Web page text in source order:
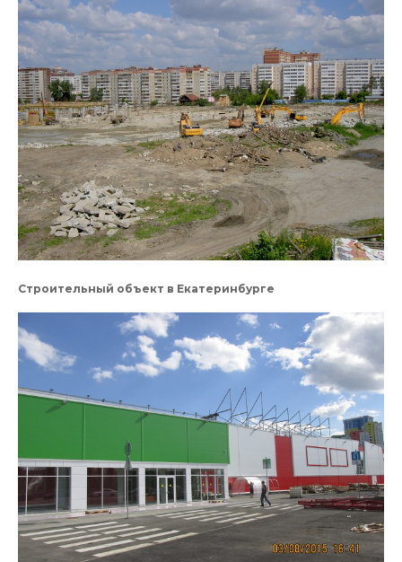
Строительный объект в Екатеринбурге